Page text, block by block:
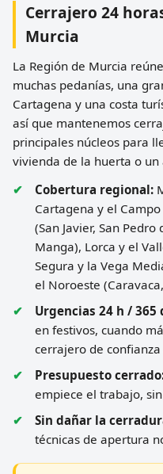
Cerrajero 24
Murcia
La Región de Murcia
muchas pedanías, una
Cartagena y una costa
así que mantenemos
principales núcleos para
vivienda de la huerta o
Cobertura regional:
Cartagena y el
(San Javier, San
Manga), Lorca y el
Segura y la Vega
el Noroeste
Urgencias 24 h / 365
en festivos, cuando
cerrajero de
Presupuesto
empiece el trabajo,
Sin dañar la
técnicas de apertura